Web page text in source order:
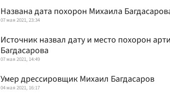
Названа дата похорон Михаила
07 мая 2021, 23:34
Источник назвал дату и место похорон
Багдасарова
07 мая 2021, 14:49
Умер дрессировщик Михаил Багдасаров
04 мая 2021, 16:17